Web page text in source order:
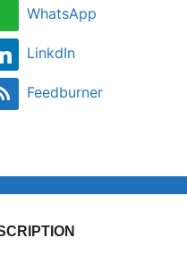
WhatsApp
LinkdIn
Feedburner